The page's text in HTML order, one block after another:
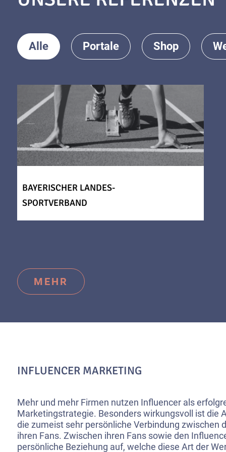
Alle Portale Shop
BAYERISCHER LANDES-
SPORTVERBAND
MEHR
INFLUENCER MARKETING
Mehr und mehr Firmen nutzen Influencer als
Marketingstrategie. Besonders wirkungsvoll ist die
die zumeist sehr persönliche Verbindung zwischen
ihren Fans. Zwischen ihren Fans sowie den
persönliche Beziehung auf, welche diese Art der